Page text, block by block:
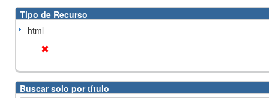
Tipo de Recurso
html
Buscar solo por título